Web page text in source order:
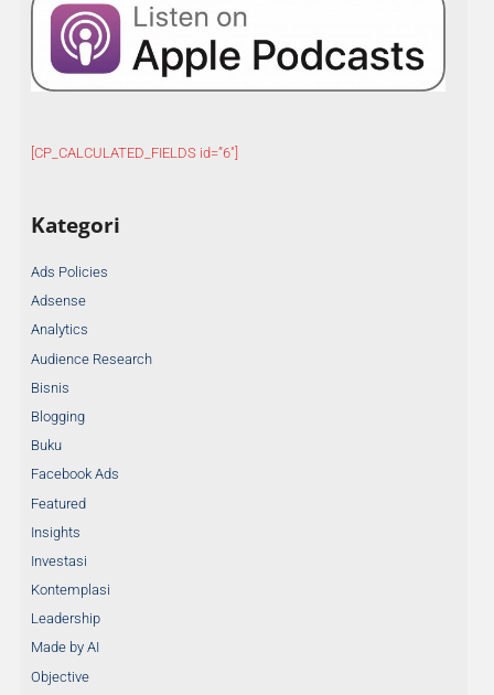
[CP_CALCULATED_FIELDS id=”6″]
Kategori
Ads Policies
Adsense
Analytics
Audience Research
Bisnis
Blogging
Buku
Facebook Ads
Featured
Insights
Investasi
Kontemplasi
Leadership
Made by AI
Objective